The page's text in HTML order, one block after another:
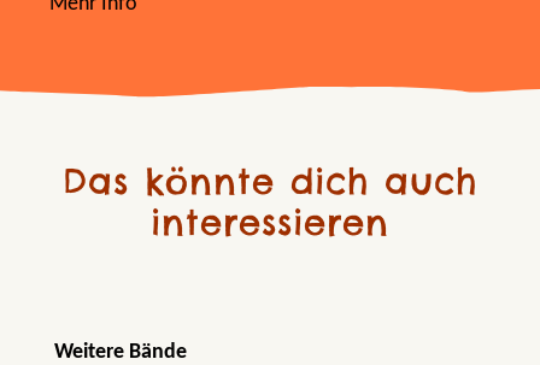
Das könnte dich auch
interessieren
Produktgalerie überspringen
Weitere Bände